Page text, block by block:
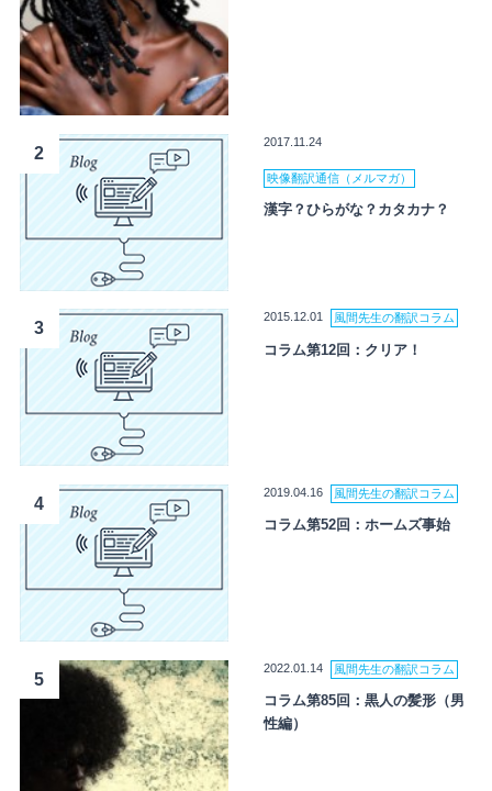
2
2017.11.24
映像翻訳通信（メルマガ）
漢字？ひらがな？カタカナ？
3
2015.12.01 風間先生の翻訳コラム
コラム第12回：クリア！
4
2019.04.16 風間先生の翻訳コラム
コラム第52回：ホームズ事始
5
2022.01.14 風間先生の翻訳コラム
コラム第85回：黒人の髪形（男
性編）